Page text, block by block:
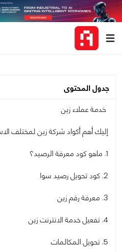
جدول المحتوى
خدمة عملاء زين
إليك أهم أكواد شركة زين لمختلف
1. ماهو كود معرفة الرصيد؟
2. كود تحويل رصيد سوا
3. معرفة رقم زين
4. تفعيل خدمة الانترنت زين
5. تحويل المكالمات